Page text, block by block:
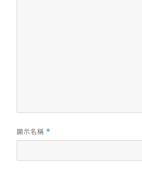
顯示名稱 *